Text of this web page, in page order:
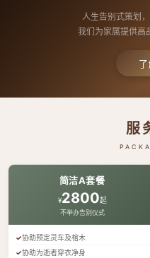
人生告别式策划
我们为家属提供高
服
简洁A套餐
¥2800起
不举办告别仪式
协助预定灵车及棺木
协助为逝者穿衣净身